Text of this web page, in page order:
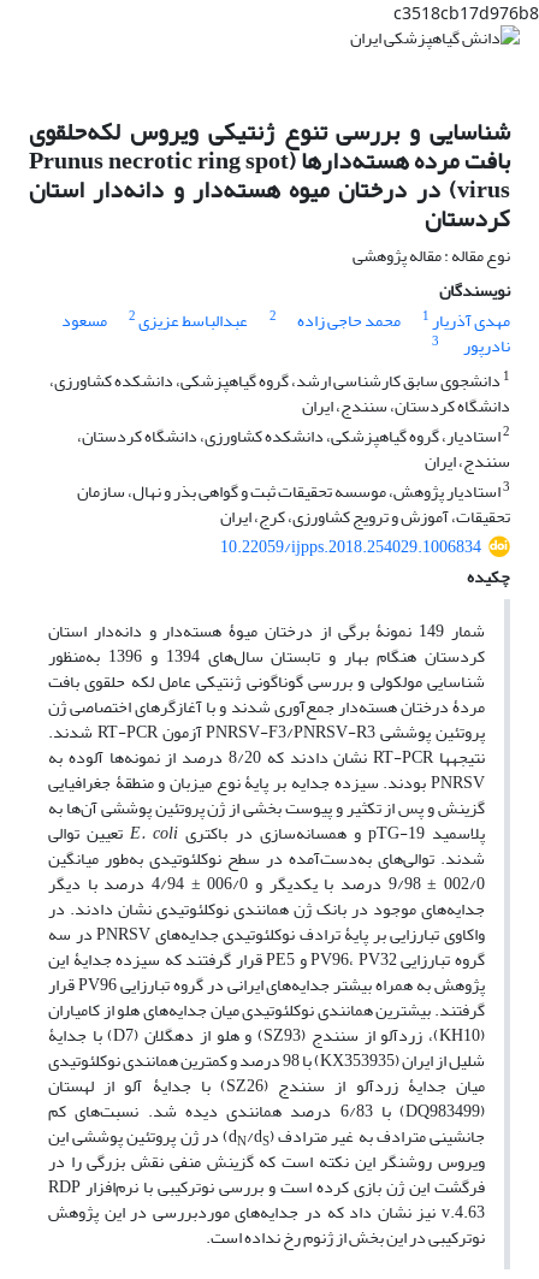
c3518cb17d976b8
شناسایی و بررسی تنوع ژنتیکی ویروس لکه‌حلقوی
بافت مرده هسته‌دارها (Prunus necrotic ring spot
virus) در درختان میوه هسته‌دار و دانه‌دار استان
کردستان
نوع مقاله : مقاله پژوهشی
نویسندگان
مهدی آذریار1 محمد حاجی زاده 2 عبدالباسط عزیزی2 مسعود
نادرپور
3
1 دانشجوی سابق کارشناسی ارشد، گروه گیاهپزشکی، دانشکده کشاورزی،
دانشگاه کردستان، سنندج، ایران
2استادیار، گروه گیاهپزشکی، دانشکده کشاورزی، دانشگاه کردستان،
سنندج، ایران
3استادیار پژوهش، موسسه تحقیقات ثبت و گواهی بذر و نهال، سازمان
تحقیقات، آموزش و ترویج کشاورزی، کرج، ایران
10.22059/ijpps.2018.254029.1006834
چکیده
شمار 149 نمونۀ برگی از درختان میوۀ هسته‌دار و دانه‌دار استان
کردستان هنگام بهار و تابستان سال‌های 1394 و 1396 به‌منظور
شناسایی مولکولی و بررسی گوناگونی ژنتیکی عامل لکه حلقوی بافت
مردۀ درختان هسته‌دار جمع‌آوری شدند و با آغازگرهای اختصاصی ژن
پروتئین پوششی PNRSV-F3/PNRSV-R3 آزمون RT-PCR شدند.
نتیجه‏ها RT-PCR نشان دادند که 8/20 درصد از نمونه‌ها آلوده به
PNRSV بودند. سیزده جدایه بر پایۀ نوع میزبان و منطقۀ جغرافیایی
گزینش و پس از تکثیر و پیوست بخشی از ژن پروتئین پوششی آن‌ها به
پلاسمید pTG-19 و همسانه‌سازی در باکتری E. coliتعیین توالی
شدند. توالی‌های به‌دست‌آمده در سطح نوکلئوتیدی به‌طور میانگین
002/0 ± 9/98 درصد با یکدیگر و 006/0 ± 4/94 درصد با دیگر
جدایه‌های موجود در بانک ژن همانندی نوکلئوتیدی نشان دادند. در
واکاوی تبارزایی بر پایۀ ترادف نوکلئوتیدی جدایه‌های PNRSV در سه
گروه تبارزایی PV96، PV32 و PE5 قرار گرفتند که سیزده جدایۀ این
پژوهش به همراه بیشتر جدایه‌های ایرانی در گروه تبارزایی PV96 قرار
گرفتند. بیشترین همانندی نوکلئوتیدی میان جدایه‌های هلو از کامیاران
(KH10)، زردآلو از سنندج (SZ93) و هلو از دهگلان (D7) با جدایۀ
شلیل از ایران (KX353935) با 98 درصد و کمترین همانندی نوکلئوتیدی
میان جدایۀ زردآلو از سنندج (SZ26) با جدایۀ آلو از لهستان
(DQ983499) با 6/83 درصد همانندی دیده شد. نسبت‌های کم
جانشینی مترادف به غیر مترادف (d N/dS ) در ژن پروتئین پوششی این
ویروس روشنگر این نکته است که گزینش منفی نقش بزرگی را در
فرگشت این ژن بازی کرده است و بررسی نوترکیبی با نرم‌افزار RDP
v.4.63 نیز نشان داد که در جدایه‌های موردبررسی در این پژوهش
نوترکیبی در این بخش از ژنوم رخ نداده است.